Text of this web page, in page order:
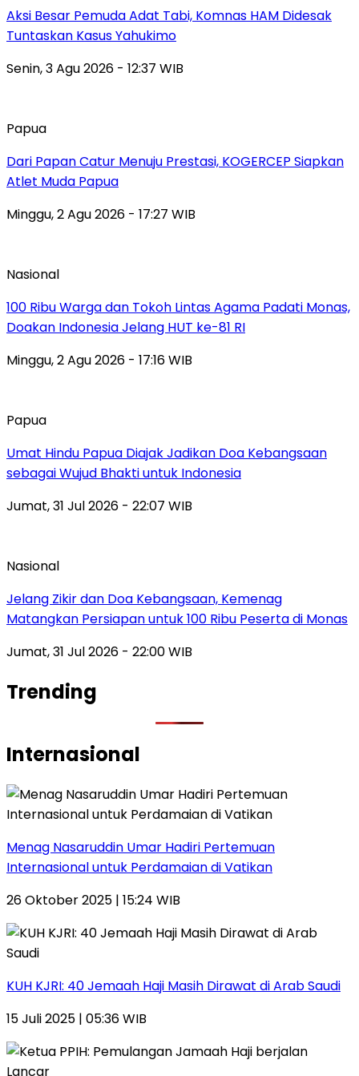
Aksi Besar Pemuda Adat Tabi, Komnas HAM Didesak
Tuntaskan Kasus Yahukimo
Senin, 3 Agu 2026 - 12:37 WIB
Papua
Dari Papan Catur Menuju Prestasi, KOGERCEP Siapkan
Atlet Muda Papua
Minggu, 2 Agu 2026 - 17:27 WIB
Nasional
100 Ribu Warga dan Tokoh Lintas Agama Padati Monas,
Doakan Indonesia Jelang HUT ke-81 RI
Minggu, 2 Agu 2026 - 17:16 WIB
Papua
Umat Hindu Papua Diajak Jadikan Doa Kebangsaan
sebagai Wujud Bhakti untuk Indonesia
Jumat, 31 Jul 2026 - 22:07 WIB
Nasional
Jelang Zikir dan Doa Kebangsaan, Kemenag
Matangkan Persiapan untuk 100 Ribu Peserta di Monas
Jumat, 31 Jul 2026 - 22:00 WIB
Trending
Internasional
Menag Nasaruddin Umar Hadiri Pertemuan
Internasional untuk Perdamaian di Vatikan
26 Oktober 2025 | 15:24 WIB
KUH KJRI: 40 Jemaah Haji Masih Dirawat di Arab Saudi
15 Juli 2025 | 05:36 WIB